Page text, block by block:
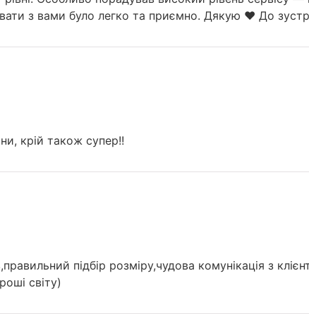
з вами було легко та приємно. Дякую ❤️ До
крій також супер!!
підбір розміру,чудова комунікація з
світу)